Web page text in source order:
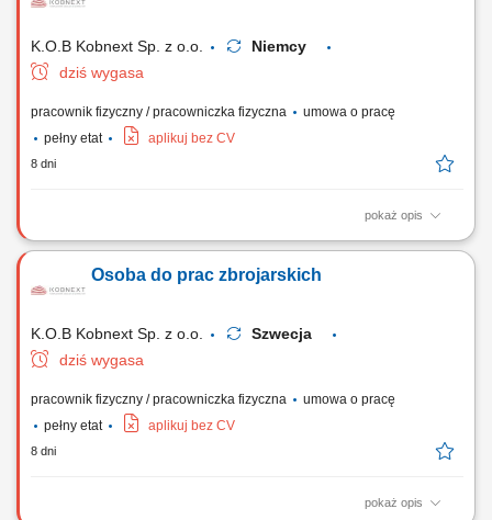
konstrukcji betonowych. Montowanie oraz rozformowywanie prostych
K.O.B Kobnext Sp. z o.o.
Niemcy
dziś wygasa
pracownik fizyczny / pracowniczka fizyczna
umowa o pracę
pełny etat
aplikuj bez CV
8 dni
pokaż opis
Zakres obowiązków: Wykonywanie prac w zakresie montażu zbrojenia;
Osoba do prac zbrojarskich
K.O.B Kobnext Sp. z o.o.
Szwecja
dziś wygasa
pracownik fizyczny / pracowniczka fizyczna
umowa o pracę
pełny etat
aplikuj bez CV
8 dni
pokaż opis